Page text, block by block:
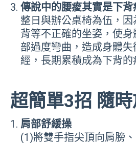
傳說中的腰痠其實是下背
整日與辦公桌椅為伍，
背等不正確的坐姿，使
部過度彎曲，造成身體
經，長期累積成為下背的
超簡單3招 隨
肩部舒緩操
(1)將雙手指尖頂向肩膀